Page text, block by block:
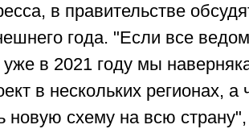
в правительстве
года. "Если все
уже в 2021 году мы
в нескольких регионах, а
новую схему на всю